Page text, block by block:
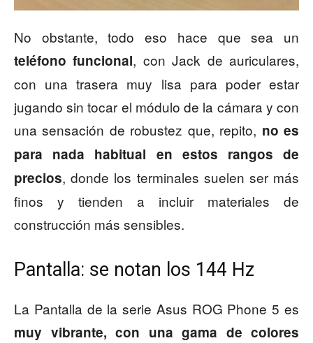
No obstante, todo eso hace que sea un
teléfono funcional, con Jack de auriculares,
con una trasera muy lisa para poder estar
jugando sin tocar el módulo de la cámara y con
una sensación de robustez que, repito, no es
para nada habitual en estos rangos de
precios, donde los terminales suelen ser más
finos y tienden a incluir materiales de
construcción más sensibles.
Pantalla: se notan los 144 Hz
La Pantalla de la serie Asus ROG Phone 5 es
muy vibrante, con una gama de colores